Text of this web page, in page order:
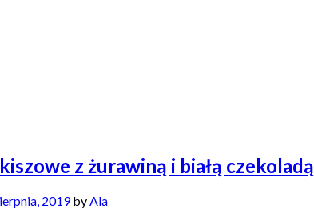
z żurawiną i białą czekoladą
2019by Ala